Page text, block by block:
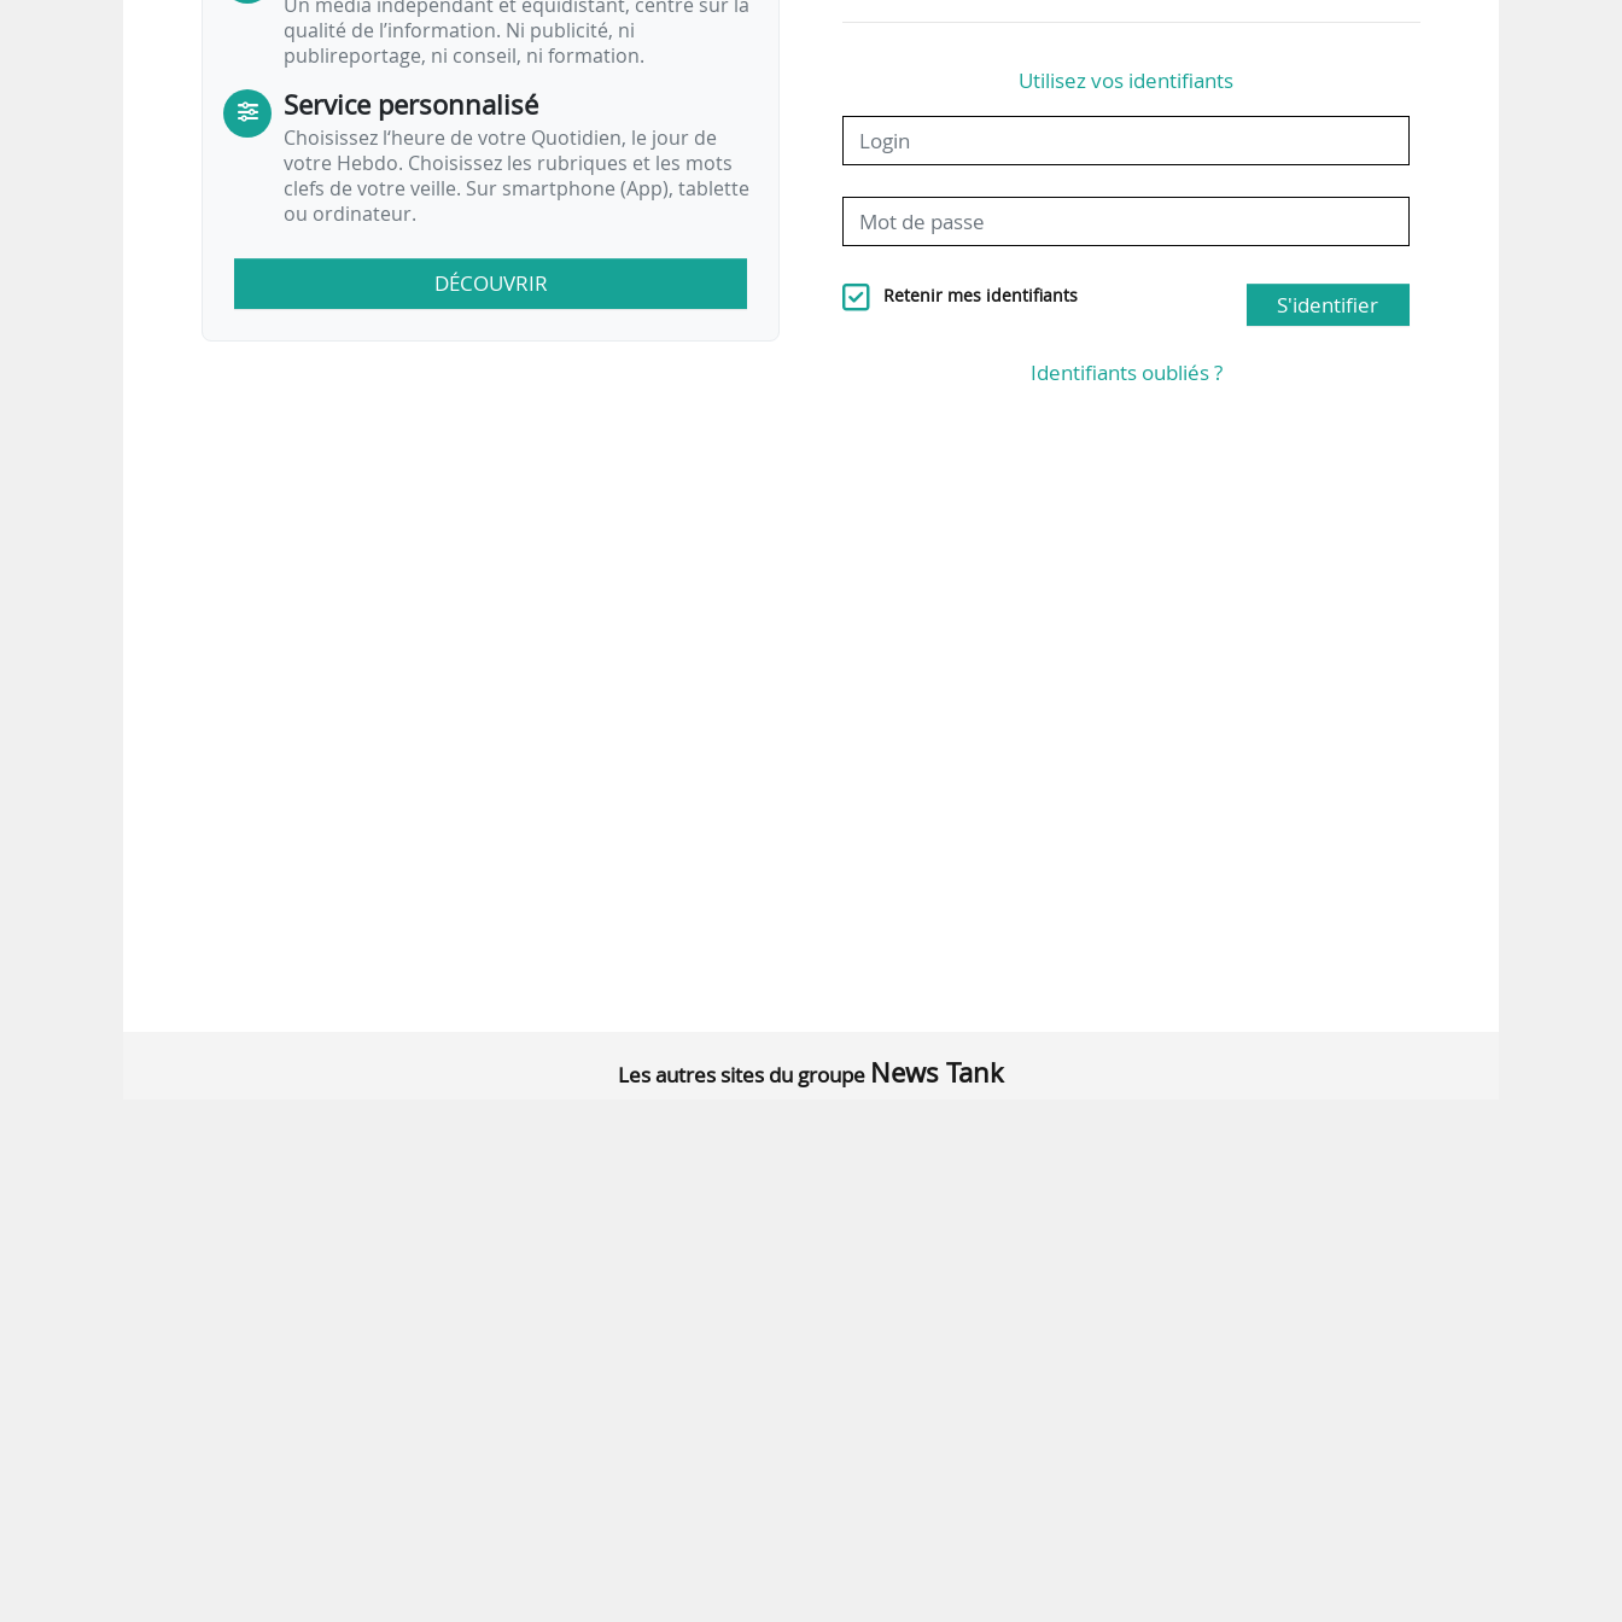
qualité de l’information. Ni publicité, ni
publireportage, ni conseil, ni formation.
Service personnalisé
Choisissez l‘heure de votre Quotidien, le jour de
votre Hebdo. Choisissez les rubriques et les mots
clefs de votre veille. Sur smartphone (App), tablette
ou ordinateur.
DÉCOUVRIR
Utilisez vos identifiants
Retenir mes identifiants S'identifier
Identifiants oubliés ?
Les autres sites du groupe News Tank